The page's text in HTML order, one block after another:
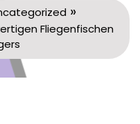
»
Fliegenfischen